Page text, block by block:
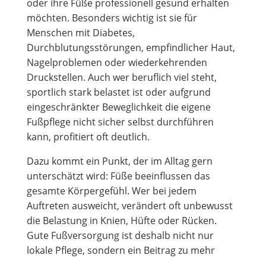
oder ihre Füße professionell gesund erhalten
möchten. Besonders wichtig ist sie für
Menschen mit Diabetes,
Durchblutungsstörungen, empfindlicher Haut,
Nagelproblemen oder wiederkehrenden
Druckstellen. Auch wer beruflich viel steht,
sportlich stark belastet ist oder aufgrund
eingeschränkter Beweglichkeit die eigene
Fußpflege nicht sicher selbst durchführen
kann, profitiert oft deutlich.
Dazu kommt ein Punkt, der im Alltag gern
unterschätzt wird: Füße beeinflussen das
gesamte Körpergefühl. Wer bei jedem
Auftreten ausweicht, verändert oft unbewusst
die Belastung in Knien, Hüfte oder Rücken.
Gute Fußversorgung ist deshalb nicht nur
lokale Pflege, sondern ein Beitrag zu mehr